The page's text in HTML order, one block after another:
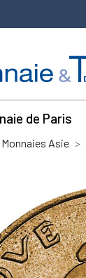
de Paris
Monnaies Asie